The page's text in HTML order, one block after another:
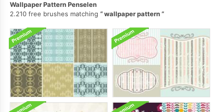
Wallpaper Pattern Penselen
2.210 free brushes matching
wallpaper pattern